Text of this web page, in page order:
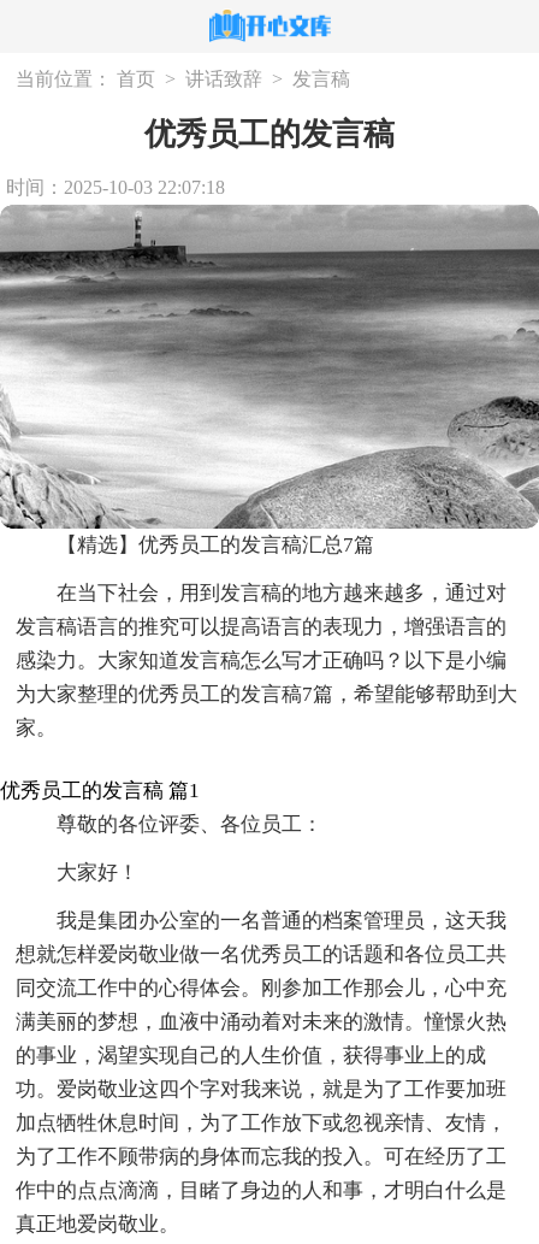
当前位置： 首页 > 讲话致辞 > 发言稿
优秀员工的发言稿
时间：2025-10-03 22:07:18
【精选】优秀员工的发言稿汇总7篇
在当下社会，用到发言稿的地方越来越多，通过对
发言稿语言的推究可以提高语言的表现力，增强语言的
感染力。大家知道发言稿怎么写才正确吗？以下是小编
为大家整理的优秀员工的发言稿7篇，希望能够帮助到大
家。
优秀员工的发言稿 篇1
尊敬的各位评委、各位员工：
大家好！
我是集团办公室的一名普通的档案管理员，这天我
想就怎样爱岗敬业做一名优秀员工的话题和各位员工共
同交流工作中的心得体会。刚参加工作那会儿，心中充
满美丽的梦想，血液中涌动着对未来的激情。憧憬火热
的事业，渴望实现自己的人生价值，获得事业上的成
功。爱岗敬业这四个字对我来说，就是为了工作要加班
加点牺牲休息时间，为了工作放下或忽视亲情、友情，
为了工作不顾带病的身体而忘我的投入。可在经历了工
作中的点点滴滴，目睹了身边的人和事，才明白什么是
真正地爱岗敬业。